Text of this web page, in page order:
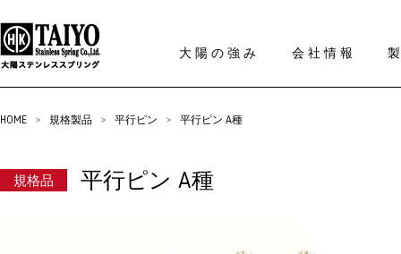
大陽の強み 会社情報
HOME > 規格製品 > 平行ピン > 平行ピン A種
規格品 平行ピン A種